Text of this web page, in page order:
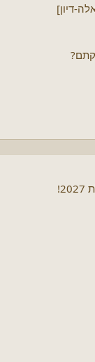
דיון]